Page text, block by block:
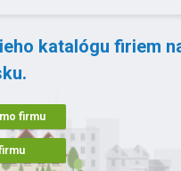
katalógu firiem
firmu